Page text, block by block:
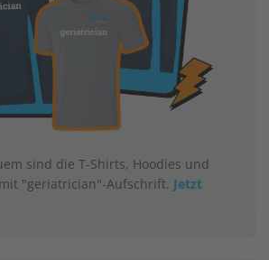
sind die T-Shirts, Hoodies und
mit "geriatrician"-Aufschrift. Jetzt